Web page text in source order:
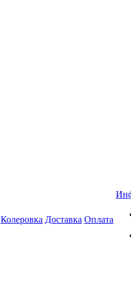
Колеровка Доставка Оплата